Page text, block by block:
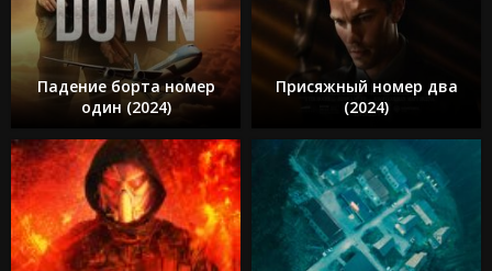
Падение борта номер
один (2024)
Присяжный номер два
(2024)